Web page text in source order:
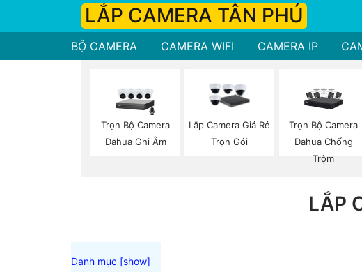
LẮP CAMERA TÂN PHÚ
BỘ CAMERA CAMERA WIFI CAMERA IP
Trọn Bộ Camera
Dahua Ghi Âm
Lắp Camera Giá Rẻ
Trọn Gói
Trọn Bộ Camera
Dahua Chống
Trộm
LẮP